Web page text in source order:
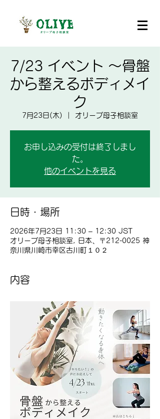
7/23 イベント ～骨盤
から整えるボディメイ
ク
7月23日(木) オリーブ母子相談室
お申し込みの受付は終了しまし
た。
他のイベントを見る
日時・場所
2026年7月23日 11:30 – 12:30 JST
オリーブ母子相談室, 日本、〒212-0025 神
奈川県川崎市幸区古川町１０２
内容